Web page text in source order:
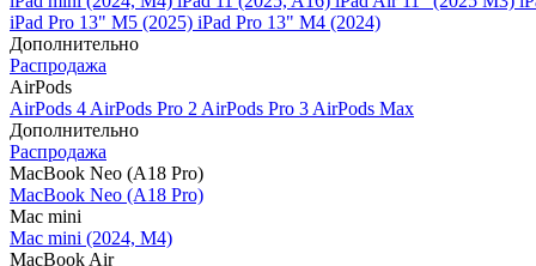
iPad Pro 13" M5 (2025) iPad Pro 13" M4 (2024)
Дополнительно
Распродажа
AirPods
AirPods 4 AirPods Pro 2 AirPods Pro 3 AirPods Max
Дополнительно
Распродажа
MacBook Neo (A18 Pro)
MacBook Neo (A18 Pro)
Mac mini
Mac mini (2024, M4)
MacBook Air